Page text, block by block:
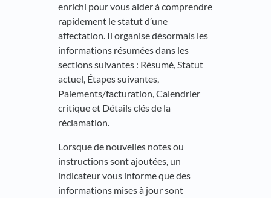
enrichi pour vous aider à comprendre
rapidement le statut d’une
affectation. Il organise désormais les
informations résumées dans les
sections suivantes : Résumé, Statut
actuel, Étapes suivantes,
Paiements/facturation, Calendrier
critique et Détails clés de la
réclamation.
Lorsque de nouvelles notes ou
instructions sont ajoutées, un
indicateur vous informe que des
informations mises à jour sont